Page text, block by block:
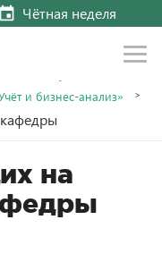
Чётная неделя
и бизнес-анализ»
на